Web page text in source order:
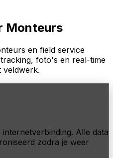
Monteurs
en field service
foto's en real-time
veldwerk.
Alle data
zodra je weer